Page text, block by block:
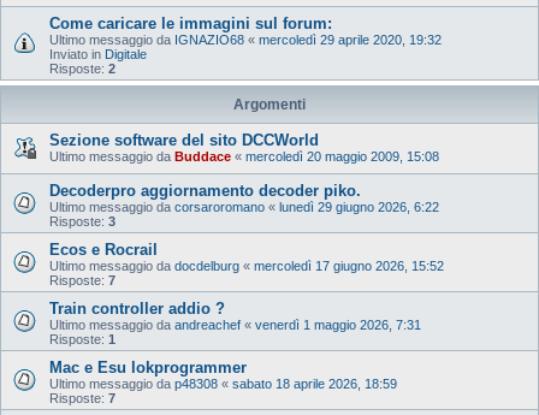
Come caricare le immagini sul forum:
Ultimo messaggio da IGNAZIO68 « mercoledì 29 aprile 2020, 19:32
Inviato in Digitale
Risposte: 2
Argomenti
Sezione software del sito DCCWorld
Ultimo messaggio da Buddace « mercoledì 20 maggio 2009, 15:08
Decoderpro aggiornamento decoder piko.
Ultimo messaggio da corsaroromano « lunedì 29 giugno 2026, 6:22
Risposte: 3
Ecos e Rocrail
Ultimo messaggio da docdelburg « mercoledì 17 giugno 2026, 15:52
Risposte: 7
Train controller addio ?
Ultimo messaggio da andreachef « venerdì 1 maggio 2026, 7:31
Risposte: 1
Mac e Esu lokprogrammer
Ultimo messaggio da p48308 « sabato 18 aprile 2026, 18:59
Risposte: 7